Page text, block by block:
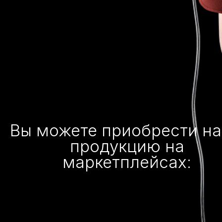
Вы можете приобрести
продукцию на
маркетплейсах: